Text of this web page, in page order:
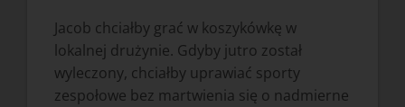
Jacob chciałby grać w koszykówkę w
lokalnej drużynie. Gdyby jutro został
wyleczony, chciałby uprawiać sporty
zespołowe bez martwienia się o nadmierne